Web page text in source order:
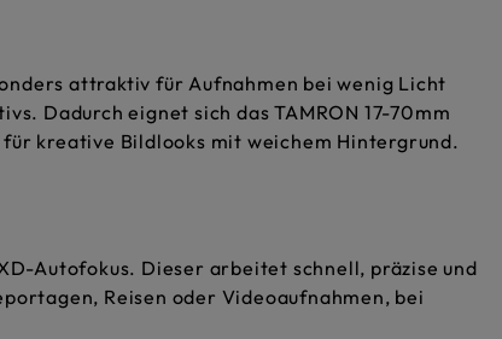
attraktiv für Aufnahmen bei wenig Licht
Dadurch eignet sich das TAMRON 17-70mm
kreative Bildlooks mit weichem Hintergrund.
Autofokus. Dieser arbeitet schnell, präzise und
Reisen oder Videoaufnahmen, bei